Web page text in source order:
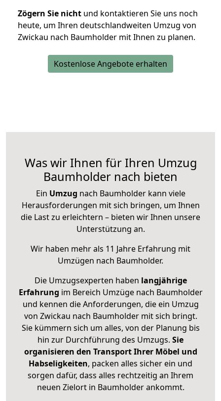
Zögern Sie nicht und kontaktieren Sie uns noch
heute, um Ihren deutschlandweiten Umzug von
Zwickau nach Baumholder mit Ihnen zu planen.
Kostenlose Angebote erhalten
Was wir Ihnen für Ihren Umzug
Baumholder nach bieten
Ein Umzug nach Baumholder kann viele
Herausforderungen mit sich bringen, um Ihnen
die Last zu erleichtern – bieten wir Ihnen unsere
Unterstützung an.
Wir haben mehr als 11 Jahre Erfahrung mit
Umzügen nach Baumholder.
Die Umzugsexperten haben langjährige
Erfahrung im Bereich Umzüge nach Baumholder
und kennen die Anforderungen, die ein Umzug
von Zwickau nach Baumholder mit sich bringt.
Sie kümmern sich um alles, von der Planung bis
hin zur Durchführung des Umzugs. Sie
organisieren den Transport Ihrer Möbel und
Habseligkeiten, packen alles sicher ein und
sorgen dafür, dass alles rechtzeitig an Ihrem
neuen Zielort in Baumholder ankommt.